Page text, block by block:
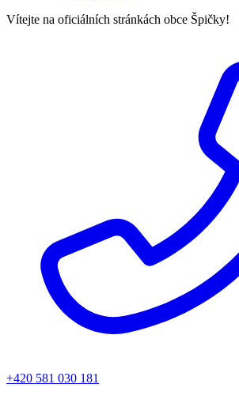
Vítejte na oficiálních stránkách obce Špičky!
+420 581 030 181